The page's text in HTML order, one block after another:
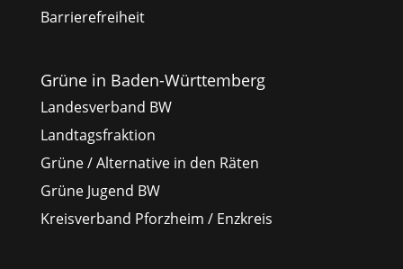
Barrierefreiheit
Grüne in Baden-Württemberg
Landesverband BW
Landtagsfraktion
Grüne / Alternative in den Räten
Grüne Jugend BW
Kreisverband Pforzheim / Enzkreis